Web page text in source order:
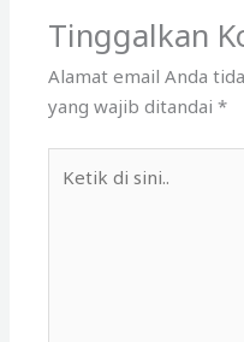
Tinggalkan
Alamat email Anda
yang wajib ditandai*